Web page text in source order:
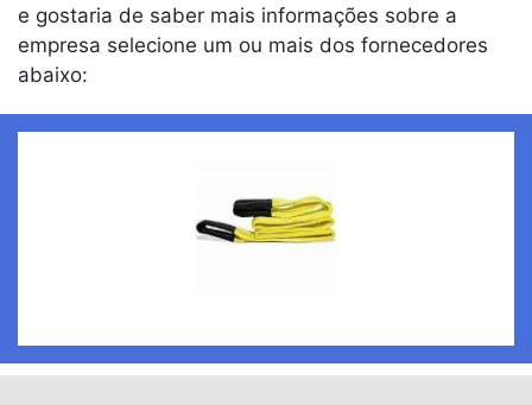
e gostaria de saber mais informações sobre a
empresa selecione um ou mais dos fornecedores
abaixo: